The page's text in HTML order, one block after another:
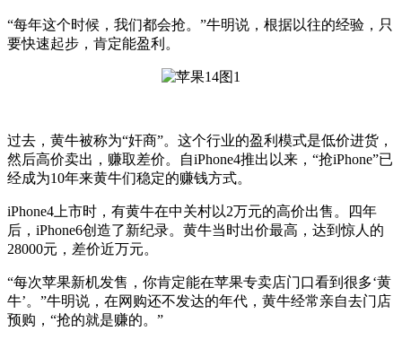
“每年这个时候，我们都会抢。”牛明说，根据以往的经验，只
要快速起步，肯定能盈利。
过去，黄牛被称为“奸商”。这个行业的盈利模式是低价进货，
然后高价卖出，赚取差价。自iPhone4推出以来，“抢iPhone”已
经成为10年来黄牛们稳定的赚钱方式。
iPhone4上市时，有黄牛在中关村以2万元的高价出售。四年
后，iPhone6创造了新纪录。黄牛当时出价最高，达到惊人的
28000元，差价近万元。
“每次苹果新机发售，你肯定能在苹果专卖店门口看到很多‘黄
牛’。”牛明说，在网购还不发达的年代，黄牛经常亲自去门店
预购，“抢的就是赚的。”